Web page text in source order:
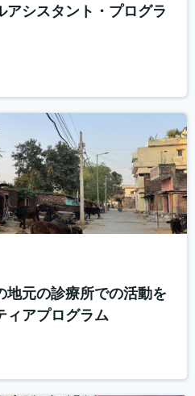
シスタント・プログラ
地元の診療所での活動を
ィアプログラム